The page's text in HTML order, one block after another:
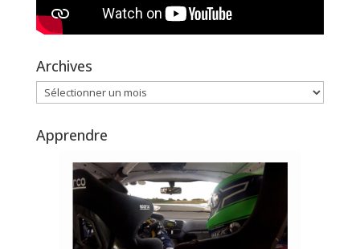
Archives
Archives
Apprendre